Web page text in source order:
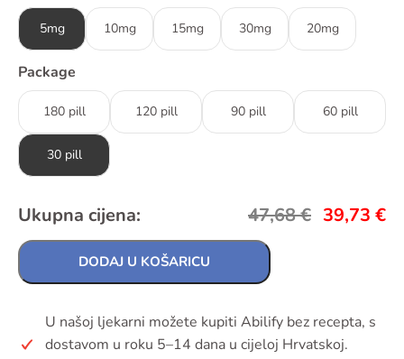
5mg 10mg 15mg 30mg 20mg
Package
180 pill 120 pill 90 pill 60 pill
30 pill
Ukupna cijena: 47,68€ 39,73 €
DODAJ U KOŠARICU
U našoj ljekarni možete kupiti Abilify bez recepta, s
dostavom u roku 5–14 dana u cijeloj Hrvatskoj.